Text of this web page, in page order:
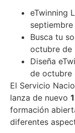
eTwinning
septiembre
Busca tu
octubre de
Diseña
de octubre
El Servicio
lanza de nuevo
formación
diferentes